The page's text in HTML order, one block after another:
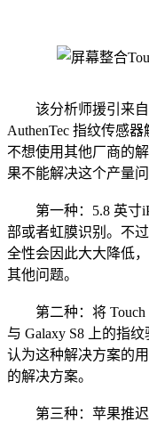
该分析师援引来自
AuthenTec 指纹传感
不想使用其他厂商的
果不能解决这个产量
第一种：5.8 英寸
部或者虹膜识别。不
全性会因此大大降低
其他问题。
第二种：将 Touch
与 Galaxy S8 上的指
认为这种解决方案的
的解决方案。
第三种：苹果推迟